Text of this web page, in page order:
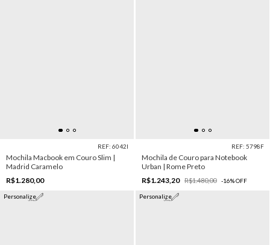
REF: 6042I
Mochila Macbook em Couro Slim |
Madrid Caramelo
R$1.280,00
REF: 5798F
Mochila de Couro para Notebook
Urban | Rome Preto
R$1.243,20
R$1.480,00 -16%OFF
Personalize Personalize